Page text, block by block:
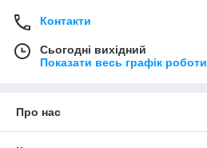
Контакти
Сьогодні вихідний
Показати весь графік роботи
Про нас